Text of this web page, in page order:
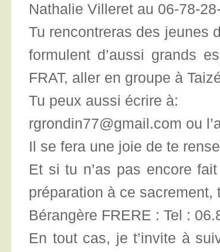
Nathalie Villeret au 06-78-
Tu rencontreras des jeunes
formulent d’aussi grands
FRAT, aller en groupe à
Tu peux aussi écrire à:
rgrondin77@gmail.com ou
Il se fera une joie de te
Et si tu n’as pas encore
préparation à ce sacrement,
Bérangère FRERE : Tel :
En tout cas, je t’invite à